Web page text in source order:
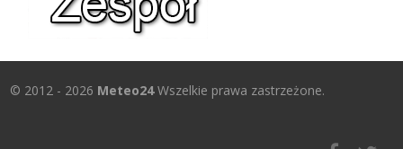
© 2012 - 2026 Meteo24Wszelkie prawa zastrzeżone.